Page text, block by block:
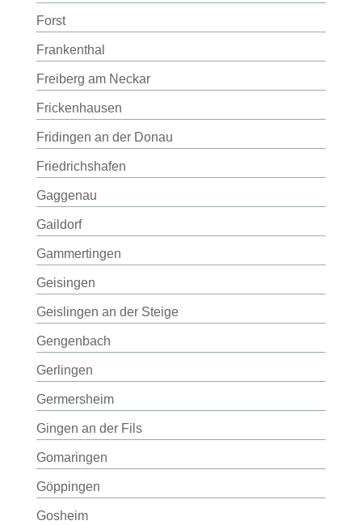
Forst
Frankenthal
Freiberg am Neckar
Frickenhausen
Fridingen an der Donau
Friedrichshafen
Gaggenau
Gaildorf
Gammertingen
Geisingen
Geislingen an der Steige
Gengenbach
Gerlingen
Germersheim
Gingen an der Fils
Gomaringen
Göppingen
Gosheim